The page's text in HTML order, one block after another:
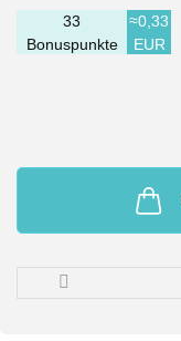
33
Bonuspunkte
≈0,33
EUR